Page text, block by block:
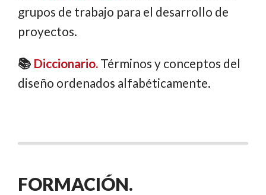
grupos de trabajo para el desarrollo de
proyectos.
📚 Diccionario. Términos y conceptos del
diseño ordenados alfabéticamente.
FORMACIÓN.